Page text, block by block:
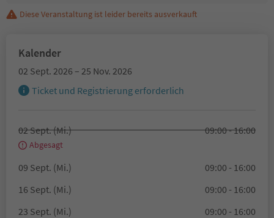
Diese Veranstaltung ist leider bereits ausverkauft
Kalender
02 Sept. 2026 – 25 Nov. 2026
Ticket und Registrierung erforderlich
02 Sept. (Mi.) 09:00 - 16:00
Abgesagt
09 Sept. (Mi.)
09:00 - 16:00
16 Sept. (Mi.)
09:00 - 16:00
23 Sept. (Mi.)
09:00 - 16:00